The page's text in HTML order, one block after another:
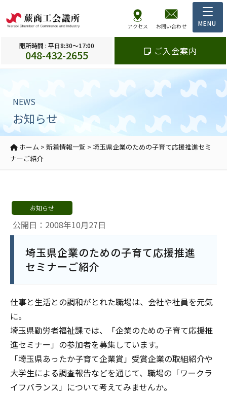
アクセス お問い合わせ
開所時間 : 平日8:30～17:00
048-432-2655 ご入会案内
NEWS
お知らせ
ホーム > 新着情報一覧 > 埼玉県企業のための子育て応援推進セミ
ナーご紹介
公開日：2008年10月27日
お知らせ
埼玉県企業のための子育て応援推進
セミナーご紹介
仕事と生活との調和がとれた職場は、会社や社員を元気
に。
埼玉県勤労者福祉課では、「企業のための子育て応援推
進セミナー」の参加者を募集しています。
「埼玉県あったか子育て企業賞」受賞企業の取組紹介や
大学生による調査報告などを通じて、職場の「ワークラ
イフバランス」について考えてみませんか。